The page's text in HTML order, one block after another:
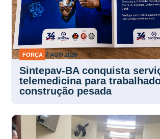
FORÇA 7 AGO 2026
Sintepav-BA conquista
telemedicina para
construção pesada